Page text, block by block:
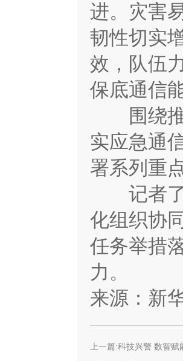
进。灾害
韧性切实
效，队伍
保底通信
围绕推
实应急通
署系列重
记者了
化组织协
任务举措
力。
来源：新
上一篇:科技兴警 数智赋